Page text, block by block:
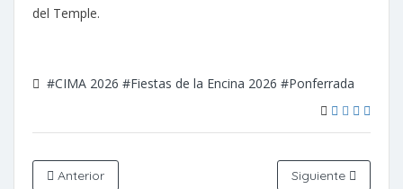
del Temple.
#CIMA 2026 #Fiestas de la Encina 2026 #Ponferrada
Anterior Siguiente